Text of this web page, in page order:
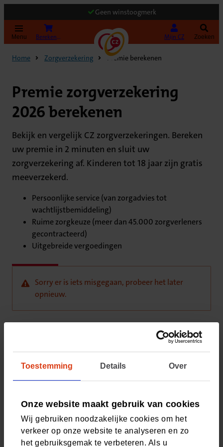
Toestemming Details Over
Onze website maakt gebruik van cookies
Wij gebruiken noodzakelijke cookies om het
verkeer op onze website te analyseren en zo
het gebruiksgemak te verbeteren. Als u
Geen winstoogmerk
Menu Bereken uw premie Mijn CZ Zoeken
Home Zorgverzekering Premie berekenen
Premie zorgverzekering
2026 berekenen
Bekijk en vergelijk CZ zorgverzekeringen. Bereken
uw premie in 2 minuten en sluit uw
zorgverzekering af. Kinderen tot 18 jaar zijn gratis
meeverzekerd.
Persoonlijke service (van zorgadvies tot
wachtlijstbemiddeling)
Ruime zorgkeuze (meer dan 45.000 zorgverleners
gecontracteerd)
Uitgebreide vergoedingen
Sorry er is iets misgegaan, probeer het later
opnieuw.
Vragen? Neem contact met ons op
Bel met onze klantenservice
maandag t/m vrijdag 8:00 - 17:30 uur.